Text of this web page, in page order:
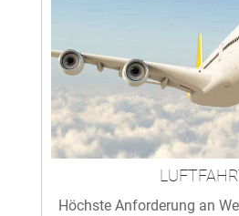
Höchste Anforderung an